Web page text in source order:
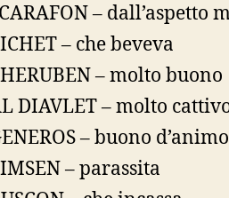
– dall’aspetto
– che beveva
– molto buono
DIAVLET – molto
– buono d’animo
– parassita